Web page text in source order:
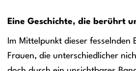
Eine Geschichte, die berührt
Im Mittelpunkt dieser fesselnden
Frauen, die unterschiedlicher